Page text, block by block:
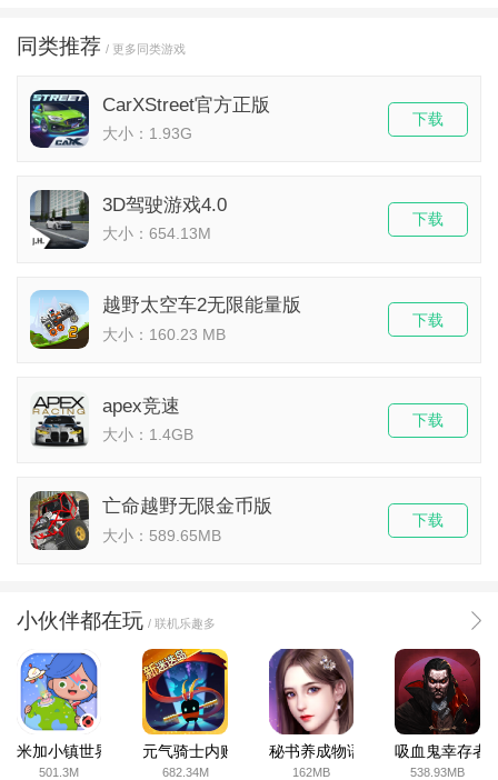
同类推荐 / 更多同类游戏
CarXStreet官方正版
大小：1.93G
下载
3D驾驶游戏4.0
大小：654.13M
下载
​越野太空车2无限能量版
大小：160.23 MB
下载
apex竞速
大小：1.4GB
下载
亡命越野无限金币版
大小：589.65MB
下载
小伙伴都在玩 / 联机乐趣多
米加小镇世界2025官方版
501.3M
元气骑士内购破解版
682.34M
秘书养成物语
162MB
吸血鬼幸存者
538.93MB